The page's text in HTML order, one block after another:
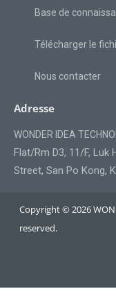
Base de
Télécharger le
Nous contacter
Adresse
WONDER IDEA
Flat/Rm D3, 11/F, Luk
Street, San Po Kong,
Copyright © 2026
reserved.